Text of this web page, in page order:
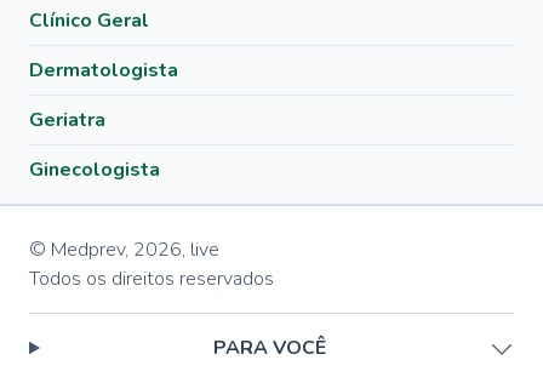
Clínico Geral
Dermatologista
Geriatra
Ginecologista
© Medprev, 2026, live
Todos os direitos reservados
PARA VOCÊ